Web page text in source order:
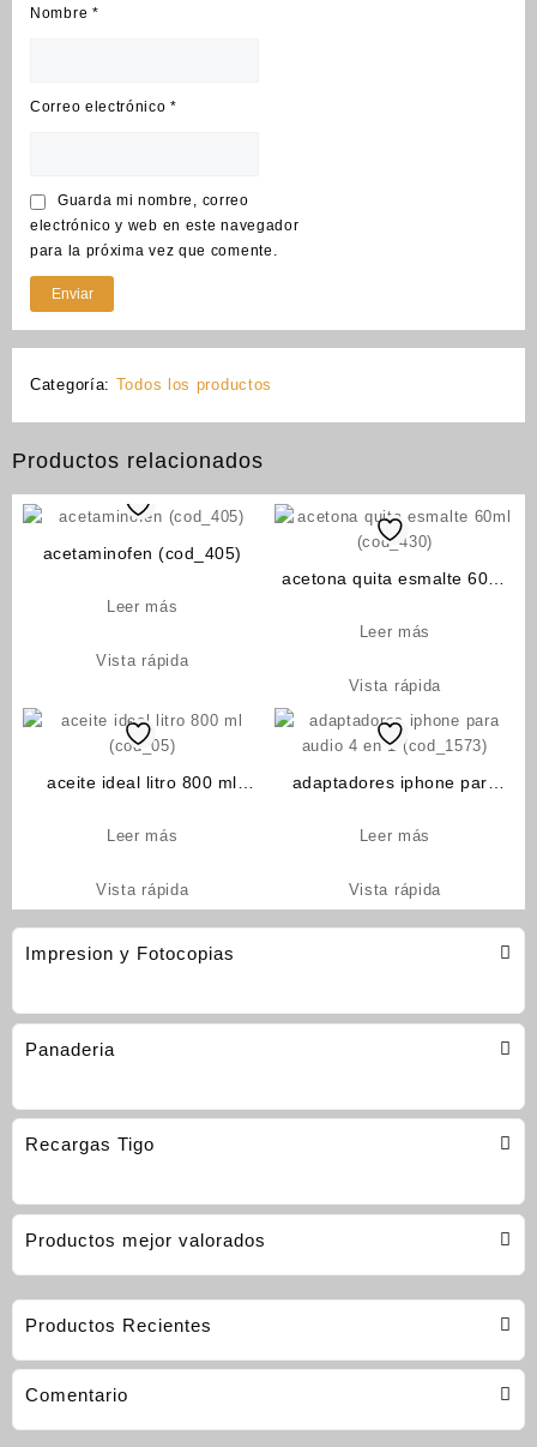
Impresion y Fotocopias
Panaderia
Recargas Tigo
Productos mejor valorados
Nombre *
Correo electrónico*
Guarda mi nombre, correo
electrónico y web en este navegador
para la próxima vez que comente.
Categoría: Todos los productos
Productos relacionados
acetaminofen (cod_405)
Leer más
Vista rápida
acetona quita esmalte 60ml
Leer más
Vista rápida
aceite ideal litro 800 ml
Leer más
Vista rápida
adaptadores iphone para
Leer más
Vista rápida
Productos Recientes
Comentario